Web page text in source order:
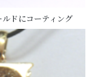
ルドにコーティング